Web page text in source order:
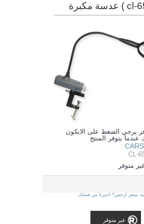
يرجي الضغط على الايكون
عندما يتوفر المنتج
CL-
متوفر
بسعر ارخص؟ اخبرنا من فضلك
غير متوفر